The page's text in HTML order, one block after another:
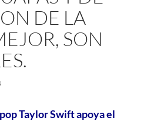
DE LA
SON
Taylor Swift apoya el